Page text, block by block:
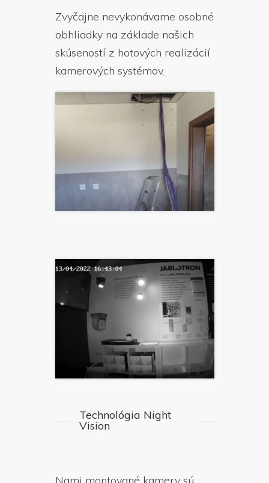
Zvyčajne nevykonávame osobné
obhliadky na základe našich
skúseností z hotových realizácií
kamerových systémov.
Technológia Night
Vision